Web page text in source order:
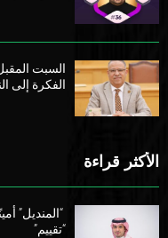
السبت
الفكرة إلى
الأكثر قراءة
“المنديل”
“تقييم”